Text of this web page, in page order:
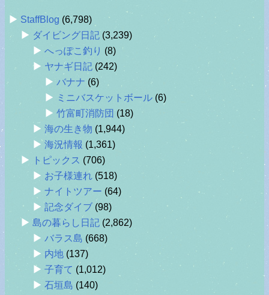
StaffBlog (6,798)
ダイビング日記 (3,239)
へっぽこ釣り (8)
ヤナギ日記 (242)
バナナ (6)
ミニバスケットボール (6)
竹富町消防団 (18)
海の生き物 (1,944)
海況情報 (1,361)
トピックス (706)
お子様連れ (518)
ナイトツアー (64)
記念ダイブ (98)
島の暮らし日記 (2,862)
バラス島 (668)
内地 (137)
子育て (1,012)
石垣島 (140)